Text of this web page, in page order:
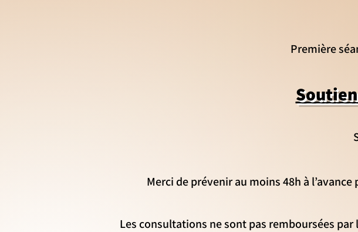
Première
Merci de prévenir au moins 48h à
Les consultations ne sont pas remboursées